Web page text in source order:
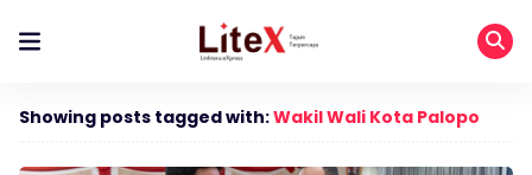
Showing posts tagged with:Wakil Wali Kota Palopo